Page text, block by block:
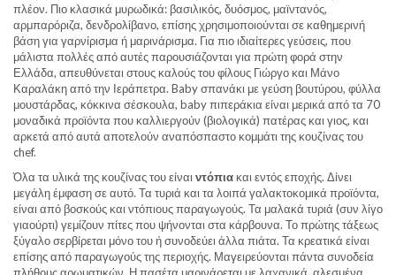
πλέον. Πιο κλασικά μυρωδικά: βασιλικός, δυόσμος, μαϊντανός,
αρμπαρόριζα, δενδρολίβανο, επίσης χρησιμοποιούνται σε καθημερινή
βάση για γαρνίρισμα ή μαρινάρισμα. Για πιο ιδιαίτερες γεύσεις, που
μάλιστα πολλές από αυτές παρουσιάζονται για πρώτη φορά στην
Ελλάδα, απευθύνεται στους καλούς του φίλους Γιώργο και Μάνο
Καραλάκη από την Ιεράπετρα. Baby σπανάκι με γεύση βουτύρου, φύλλα
μουστάρδας, κόκκινα σέσκουλα, baby πιπεράκια είναι μερικά από τα 70
μοναδικά προϊόντα που καλλιεργούν (βιολογικά) πατέρας και γιος, και
αρκετά από αυτά αποτελούν αναπόσπαστο κομμάτι της κουζίνας του
chef.
Όλα τα υλικά της κουζίνας του είναι ντόπια και εντός εποχής. Δίνει
μεγάλη έμφαση σε αυτό. Τα τυριά και τα λοιπά γαλακτοκομικά προϊόντα,
είναι από βοσκούς και ντόπιους παραγωγούς. Τα μαλακά τυριά (συν λίγο
γιαούρτι) γεμίζουν πίτες που ψήνονται στα κάρβουνα. Το πρώτης τάξεως
ξύγαλο σερβίρεται μόνο του ή συνοδεύει άλλα πιάτα. Τα κρεατικά είναι
επίσης από παραγωγούς της περιοχής. Μαγειρεύονται πάντα συνοδεία